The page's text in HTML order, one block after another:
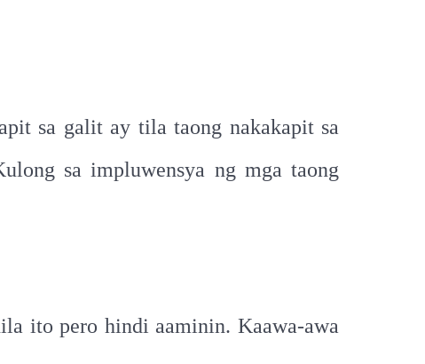
sa galit ay tila taong nakakapit sa
sa impluwensya ng mga taong
ito pero hindi aaminin. Kaawa-awa